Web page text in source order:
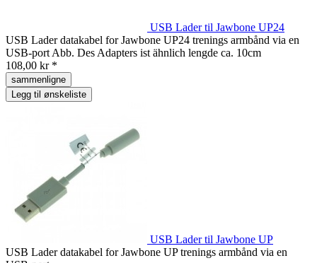
USB Lader til Jawbone UP24
USB Lader datakabel for Jawbone UP24 trenings armbånd via en
USB-port Abb. Des Adapters ist ähnlich lengde ca. 10cm
108,00 kr *
sammenligne
Legg til ønskeliste
USB Lader til Jawbone UP
USB Lader datakabel for Jawbone UP trenings armbånd via en